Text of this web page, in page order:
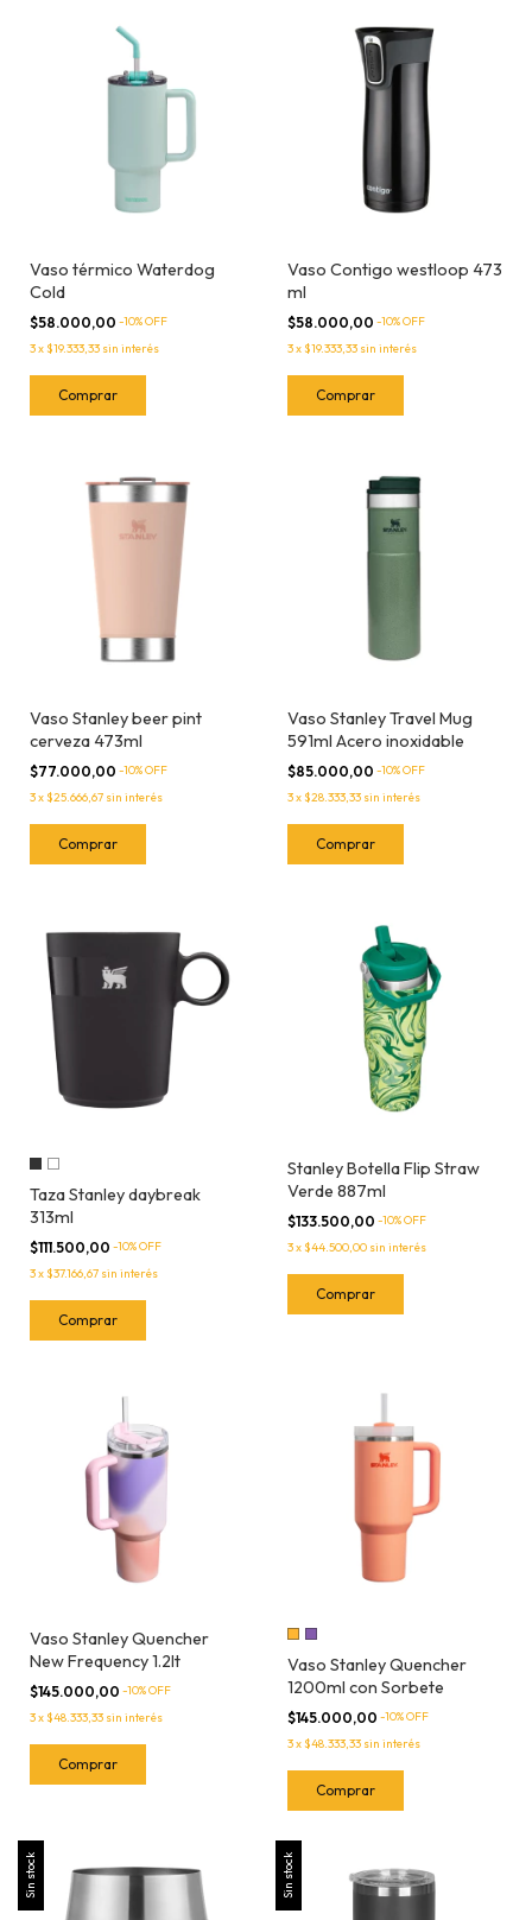
Vaso térmico Waterdog
Cold
$58.000,00 -10% OFF
3x$19.333,33 sin interés
Vaso Contigo westloop 473
ml
$58.000,00 -10% OFF
3x$19.333,33 sin interés
Vaso Stanley beer pint
cerveza 473ml
$77.000,00 -10% OFF
3x$25.666,67 sin interés
Vaso Stanley Travel Mug
591ml Acero inoxidable
$85.000,00 -10% OFF
3x$28.333,33 sin interés
Taza Stanley daybreak
313ml
$111.500,00 -10% OFF
3x$37.166,67 sin interés
Comprar
Stanley Botella Flip Straw
Verde 887ml
$133.500,00 -10% OFF
3x$44.500,00 sin interés
Vaso Stanley Quencher
New Frequency 1.2lt
$145.000,00 -10% OFF
3x$48.333,33 sin interés
Vaso Stanley Quencher
1200ml con Sorbete
$145.000,00 -10% OFF
3x$48.333,33 sin interés
Comprar
Sin stock Sin stock